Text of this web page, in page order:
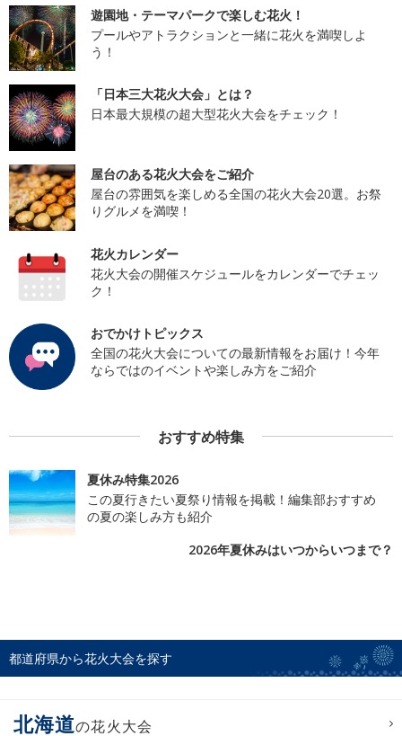
遊園地・テーマパークで楽しむ花火！
プールやアトラクションと一緒に花火を満喫しよ
う！
「日本三大花火大会」とは？
日本最大規模の超大型花火大会をチェック！
屋台のある花火大会をご紹介
屋台の雰囲気を楽しめる全国の花火大会20選。お祭
りグルメを満喫！
花火カレンダー
花火大会の開催スケジュールをカレンダーでチェッ
ク！
おでかけトピックス
全国の花火大会についての最新情報をお届け！今年
ならではのイベントや楽しみ方をご紹介
おすすめ特集
夏休み特集2026
この夏行きたい夏祭り情報を掲載！編集部おすすめ
の夏の楽しみ方も紹介
2026年夏休みはいつからいつまで？
都道府県から花火大会を探す
北海道の花火大会